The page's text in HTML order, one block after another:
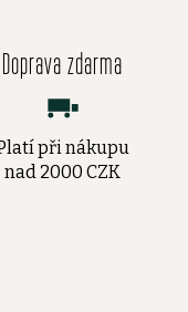
Doprava zdarma
při nákupu
nad 2000 CZK